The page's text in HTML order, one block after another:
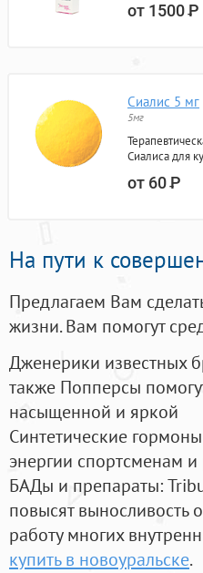
от 1500Р
Сиалис 5 мг
5мг
Сиалиса для
от 60Р
На пути к
Предлагаем Вам
жизни. Вам помогут
Дженерики известных
также Попперсы
насыщенной и яркой
Синтетические
энергии спортсменам
БАДы и препараты:
повысят выносливость
работу многих
купить в новоуральске.